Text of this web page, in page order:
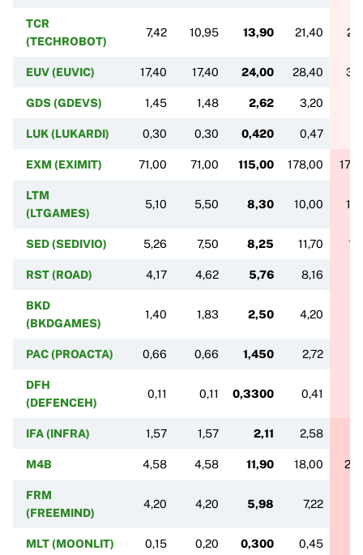
TCR
(TECHROBOT)
7,42 10,95 13,90 21,40
EUV (EUVIC) 17,40 17,40 24,00 28,40
GDS (GDEVS) 1,45 1,48 2,62 3,20
LUK (LUKARDI) 0,30 0,30 0,420 0,47
EXM (EXIMIT) 71,00 71,00 115,00 178,00
LTM
(LTGAMES)
5,10 5,50 8,30 10,00
SED (SEDIVIO) 5,26 7,50 8,25 11,70
RST (ROAD) 4,17 4,62 5,76 8,16
BKD
(BKDGAMES)
1,40 1,83 2,50 4,20
PAC (PROACTA) 0,66 0,66 1,450 2,72
DFH
(DEFENCEH)
0,11 0,11 0,3300 0,41
IFA (INFRA) 1,57 1,57 2,11 2,58
M4B 4,58 4,58 11,90 18,00
FRM
(FREEMIND)
4,20 4,20 5,98 7,22
MLT (MOONLIT) 0,15 0,20 0,300 0,45